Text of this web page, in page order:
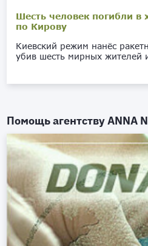
Шесть человек погибли в
по Кирову
Киевский режим нанёс
убив шесть мирных жителей
Помощь агентствуANNA